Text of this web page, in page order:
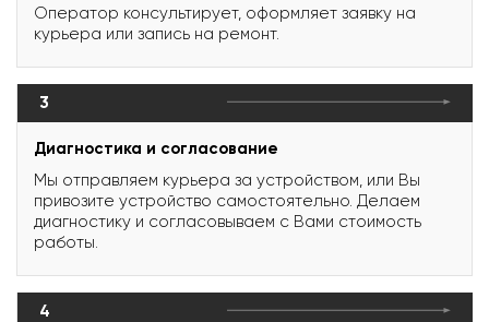
Оператор консультирует, оформляет заявку на
курьера или запись на ремонт.
3
Диагностика и согласование
Мы отправляем курьера за устройством, или Вы
привозите устройство самостоятельно. Делаем
диагностику и согласовываем с Вами стоимость
работы.
4